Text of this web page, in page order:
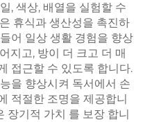
, 색상, 배열을 실험할 수
휴식과 생산성을 촉진하
어 일상 생활 경험을 향상
지고, 방이 더 크고 더 매
접근할 수 있도록 합니다.
을 향상시켜 독서에서 손
적절한 조명을 제공합니
장기적 가치 를 보장 합니